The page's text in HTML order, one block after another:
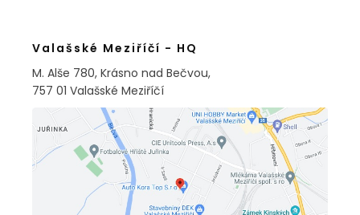
Valašské Meziříčí - HQ
M. Alše 780, Krásno nad Bečvou,
757 01 Valašské Meziříčí